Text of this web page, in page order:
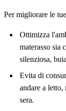
Per migliorare le
Ottimizza
materasso sia
silenziosa,
Evita di
andare a letto,
sera.